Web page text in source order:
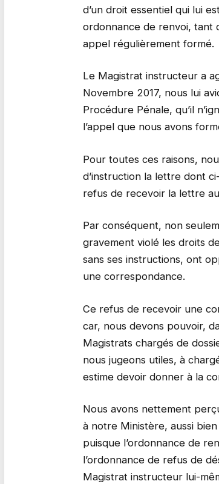
d’un droit essentiel qui lui
ordonnance de renvoi, tant
appel régulièrement formé.
Le Magistrat instructeur a
Novembre 2017, nous lui
Procédure Pénale, qu’il
l’appel que nous avons
Pour toutes ces raisons,
d’instruction la lettre dont
refus de recevoir la lettre
Par conséquent, non
gravement violé les droits
sans ses instructions, ont
une correspondance.
Ce refus de recevoir une
car, nous devons pouvoir,
Magistrats chargés de
nous jugeons utiles, à
estime devoir donner à la
Nous avons nettement
à notre Ministère, aussi
puisque l’ordonnance de
l’ordonnance de refus de
Magistrat instructeur lui-